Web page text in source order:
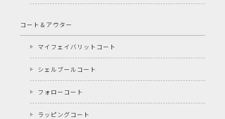
コート＆アウター
マイフェイバリットコート
シェルブールコート
フォローコート
ラッピングコート